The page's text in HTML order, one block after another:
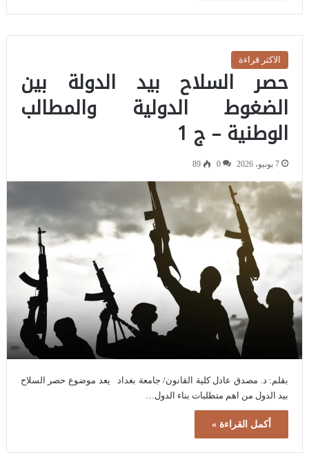
الاكثر قراءة
حصر السلاح بيد الدولة بين
الضغوط الدولية والمطالب
الوطنية – ج 1
7 يونيو، 2026 0
89
بقلم: د. مصدق عادل كلية القانون/ جامعة بغداد يعد موضوع حصر السلاح
بيد الدول من اهم متطلبات بناء الدول…
أكمل القراءة »